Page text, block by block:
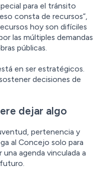
para el tránsito
consta de recursos”,
hoy son difíciles
las múltiples demandas
públicas.
en ser estratégicos.
decisiones de
dejar algo
pertenencia y
al Concejo solo para
una agenda vinculada a